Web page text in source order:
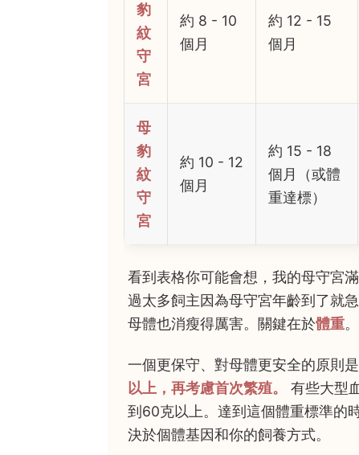
豹
紋
守
宮
約 8 - 10
個月
約 12 - 15
個月
母
豹
紋
守
宮
約 10 - 12
個月
約 15 - 18
個月（或體
重達標）
看到表格你可能會想，我的母守宮
過太多飼主因為母守宮年齡到了就
母體也消瘦得厲害。關鍵在於體重。
一個更保守、對母體更安全的原則是
以上，再考慮首次繁殖。
有些大型
到60克以上。達到這個體重標準的
決於個體基因和你的飼養方式。